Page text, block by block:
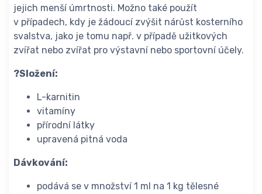
jejich menší úmrtnosti. Možno také použít
v případech, kdy je žádoucí zvýšit nárůst kosterního
svalstva, jako je tomu např. v případě užitkových
zvířat nebo zvířat pro výstavní nebo sportovní účely.
?Složení:
L-karnitin
vitamíny
přírodní látky
upravená pitná voda
Dávkování:
podává se v množství 1 ml na 1 kg tělesné